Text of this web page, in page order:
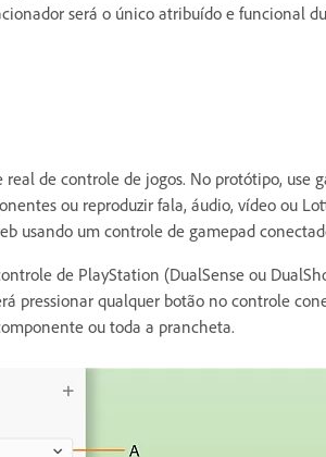
será o único atribuído e funcional
de controle de jogos. No protótipo, use
ou reproduzir fala, áudio, vídeo ou
usando um controle de gamepad
de PlayStation (DualSense ou
pressionar qualquer botão no controle
ou toda a prancheta.